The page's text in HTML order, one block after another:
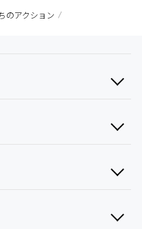
のアクション